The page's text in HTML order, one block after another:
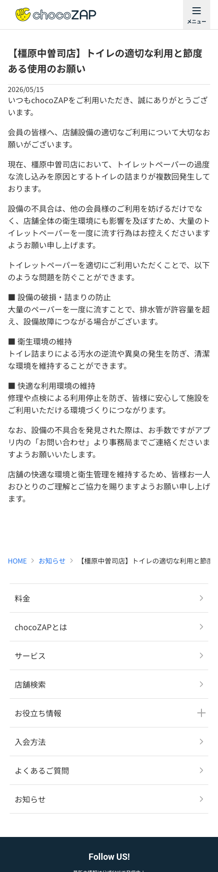
【橿原中曽司店】トイレの適切な利用と節度
ある使用のお願い
2026/05/15
いつもchocoZAPをご利用いただき、誠にありがとうござ
います。
会員の皆様へ、店舗設備の適切なご利用について大切なお
願いがございます。
現在、橿原中曽司店において、トイレットペーパーの過度
な流し込みを原因とするトイレの詰まりが複数回発生して
おります。
設備の不具合は、他の会員様のご利用を妨げるだけでな
く、店舗全体の衛生環境にも影響を及ぼすため、大量のト
イレットペーパーを一度に流す行為はお控えくださいます
ようお願い申し上げます。
トイレットペーパーを適切にご利用いただくことで、以下
のような問題を防ぐことができます。
■ 設備の破損・詰まりの防止
大量のペーパーを一度に流すことで、排水管が許容量を超
え、設備故障につながる場合がございます。
■ 衛生環境の維持
トイレ詰まりによる汚水の逆流や異臭の発生を防ぎ、清潔
な環境を維持することができます。
■ 快適な利用環境の維持
修理や点検による利用停止を防ぎ、皆様に安心して施設を
ご利用いただける環境づくりにつながります。
なお、設備の不具合を発見された際は、お手数ですがアプ
リ内の「お問い合わせ」より事務局までご連絡くださいま
すようお願いいたします。
店舗の快適な環境と衛生管理を維持するため、皆様お一人
おひとりのご理解とご協力を賜りますようお願い申し上げ
ます。
HOME お知らせ 【橿原中曽司店】トイレの適切な利用と節度
料金
chocoZAPとは
サービス
店舗検索
お役立ち情報
入会方法
よくあるご質問
お知らせ
Follow US!